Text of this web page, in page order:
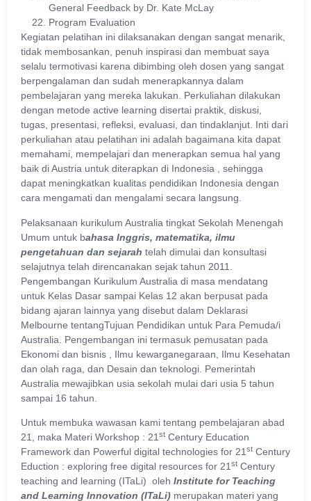
General Feedback by Dr. Kate McLay
Program Evaluation
Kegiatan pelatihan ini dilaksanakan dengan sangat menarik,
tidak membosankan, penuh inspirasi dan membuat saya
selalu termotivasi karena dibimbing oleh dosen yang sangat
berpengalaman dan sudah menerapkannya dalam
pembelajaran yang mereka lakukan. Perkuliahan dilakukan
dengan metode active learning disertai praktik, diskusi,
tugas, presentasi, refleksi, evaluasi, dan tindaklanjut. Inti dari
perkuliahan atau pelatihan ini adalah bagaimana kita dapat
memahami, mempelajari dan menerapkan semua hal yang
baik di Austria untuk diterapkan di Indonesia , sehingga
dapat meningkatkan kualitas pendidikan Indonesia dengan
cara mengamati dan mengalami secara langsung.
Pelaksanaan kurikulum Australia tingkat Sekolah Menengah
Umum untuk bahasa Inggris, matematika, ilmu
pengetahuan dan sejarah telah dimulai dan konsultasi
selajutnya telah direncanakan sejak tahun 2011.
Pengembangan Kurikulum Australia di masa mendatang
untuk Kelas Dasar sampai Kelas 12 akan berpusat pada
bidang ajaran lainnya yang disebut dalam Deklarasi
Melbourne tentangTujuan Pendidikan untuk Para Pemuda/i
Australia. Pengembangan ini termasuk pemusatan pada
Ekonomi dan bisnis , Ilmu kewarganegaraan, Ilmu Kesehatan
dan olah raga, dan Desain dan teknologi. Pemerintah
Australia mewajibkan usia sekolah mulai dari usia 5 tahun
sampai 16 tahun.
Untuk membuka wawasan kami tentang pembelajaran abad
21, maka Materi Workshop : 21 st Century Education
Framework dan Powerful digital technologies for 21 st Century
Eduction : exploring free digital resources for 21 st Century
teaching and learning (ITaLi) oleh Institute for Teaching
and Learning Innovation (ITaLi) merupakan materi yang